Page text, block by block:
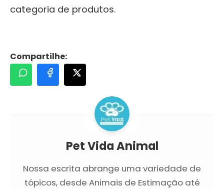
categoria de produtos.
Compartilhe:
Pet Vida Animal
Nossa escrita abrange uma variedade de
tópicos, desde Animais de Estimação até